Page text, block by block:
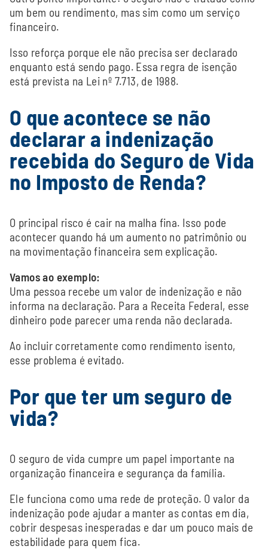
um bem ou rendimento, mas sim como um serviço
financeiro.
Isso reforça porque ele não precisa ser declarado
enquanto está sendo pago. Essa regra de isenção
está prevista na Lei nº 7.713, de 1988.
O que acontece se não
declarar a indenização
recebida do Seguro de Vida
no Imposto de Renda?
O principal risco é cair na malha fina. Isso pode
acontecer quando há um aumento no patrimônio ou
na movimentação financeira sem explicação.
Vamos ao exemplo:
Uma pessoa recebe um valor de indenização e não
informa na declaração. Para a Receita Federal, esse
dinheiro pode parecer uma renda não declarada.
Ao incluir corretamente como rendimento isento,
esse problema é evitado.
Por que ter um seguro de
vida?
O seguro de vida cumpre um papel importante na
organização financeira e segurança da família.
Ele funciona como uma rede de proteção. O valor da
indenização pode ajudar a manter as contas em dia,
cobrir despesas inesperadas e dar um pouco mais de
estabilidade para quem fica.